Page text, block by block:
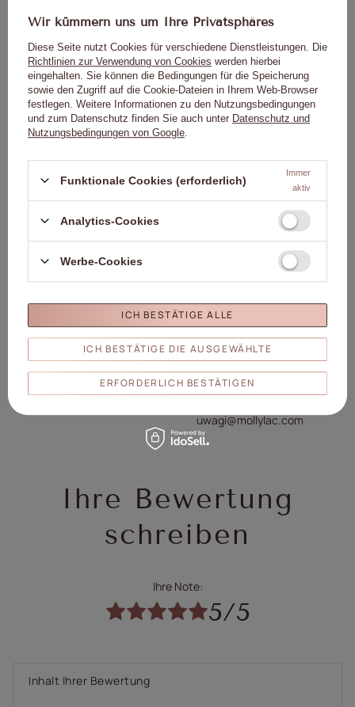
Kann allergische Reaktionen hervorrufen.
Kontakt mit den Augen vermeiden.
Lesen Sie die Gebrauchsanweisung sorgfältig durch.
Nicht direkt auf die Nagelplatte auftragen.
Genaue Daten
Für dieses Produkt
Molly Lac Michał
Symbol
5903990556043
Kapazität
5ml/5g
Marke
Molly Lac♥
Typ
Aquarell Wasser INK
Verantwortliche
Person/Hersteller
Molly Lac Michał Szewczyk
ul. Piotrkowska 270 90-361
Łódź, Polen
uwagi@mollylac.com
Ihre Bewertung
schreiben
Ihre Note:
5/5
Inhalt Ihrer Bewertung
Wir kümmern uns um Ihre Privatsphäres
Diese Seite nutzt Cookies für verschiedene Dienstleistungen. Die
Richtlinien zur Verwendung von Cookies werden hierbei
eingehalten. Sie können die Bedingungen für die Speicherung
sowie den Zugriff auf die Cookie-Dateien in Ihrem Web-Browser
festlegen. Weitere Informationen zu den Nutzungsbedingungen
und zum Datenschutz finden Sie auch unter Datenschutz und
Nutzungsbedingungen von Google
Funktionale Cookies (erforderlich)
Immer
aktiv
Analytics-Cookies
Werbe-Cookies
ICH BESTÄTIGE DIE AUSGEWÄHLTE
ERFORDERLICH BESTÄTIGEN
ICH BESTÄTIGE ALLE